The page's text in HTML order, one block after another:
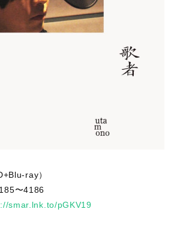
ray）
〜4186
smar.lnk.to/pGKV19